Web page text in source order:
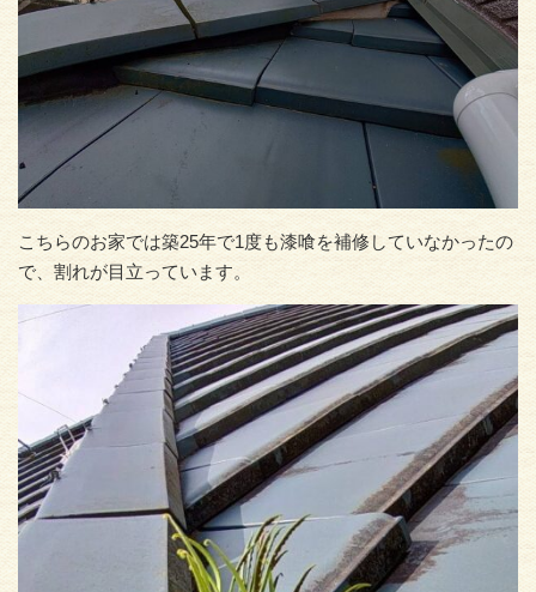
こちらのお家では築25年で1度も漆喰を補修していなかったの
で、割れが目立っています。